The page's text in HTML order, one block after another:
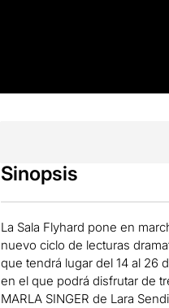
Sinopsis
La Sala Flyhard pone en
nuevo ciclo de lecturas
que tendrá lugar del 14 al 26
en el que podrá disfrutar de
MARLA SINGER de Lara